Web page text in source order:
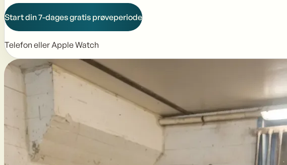
Start din 7-dages gratis prøveperiode
Telefon eller Apple Watch